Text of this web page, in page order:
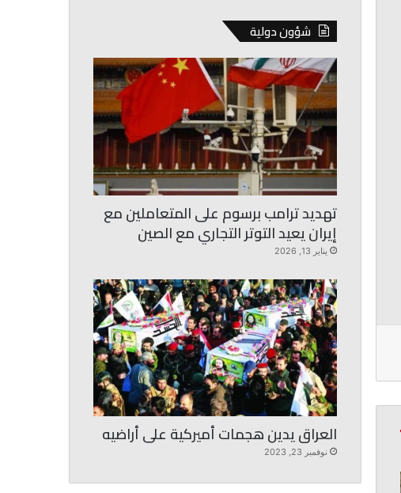
شؤون دولية
تهديد ترامب برسوم على المتعاملين مع
إيران يعيد التوتر التجاري مع الصين
يناير 13, 2026
العراق يدين هجمات أميركية على أراضيه
نوفمبر 23, 2023